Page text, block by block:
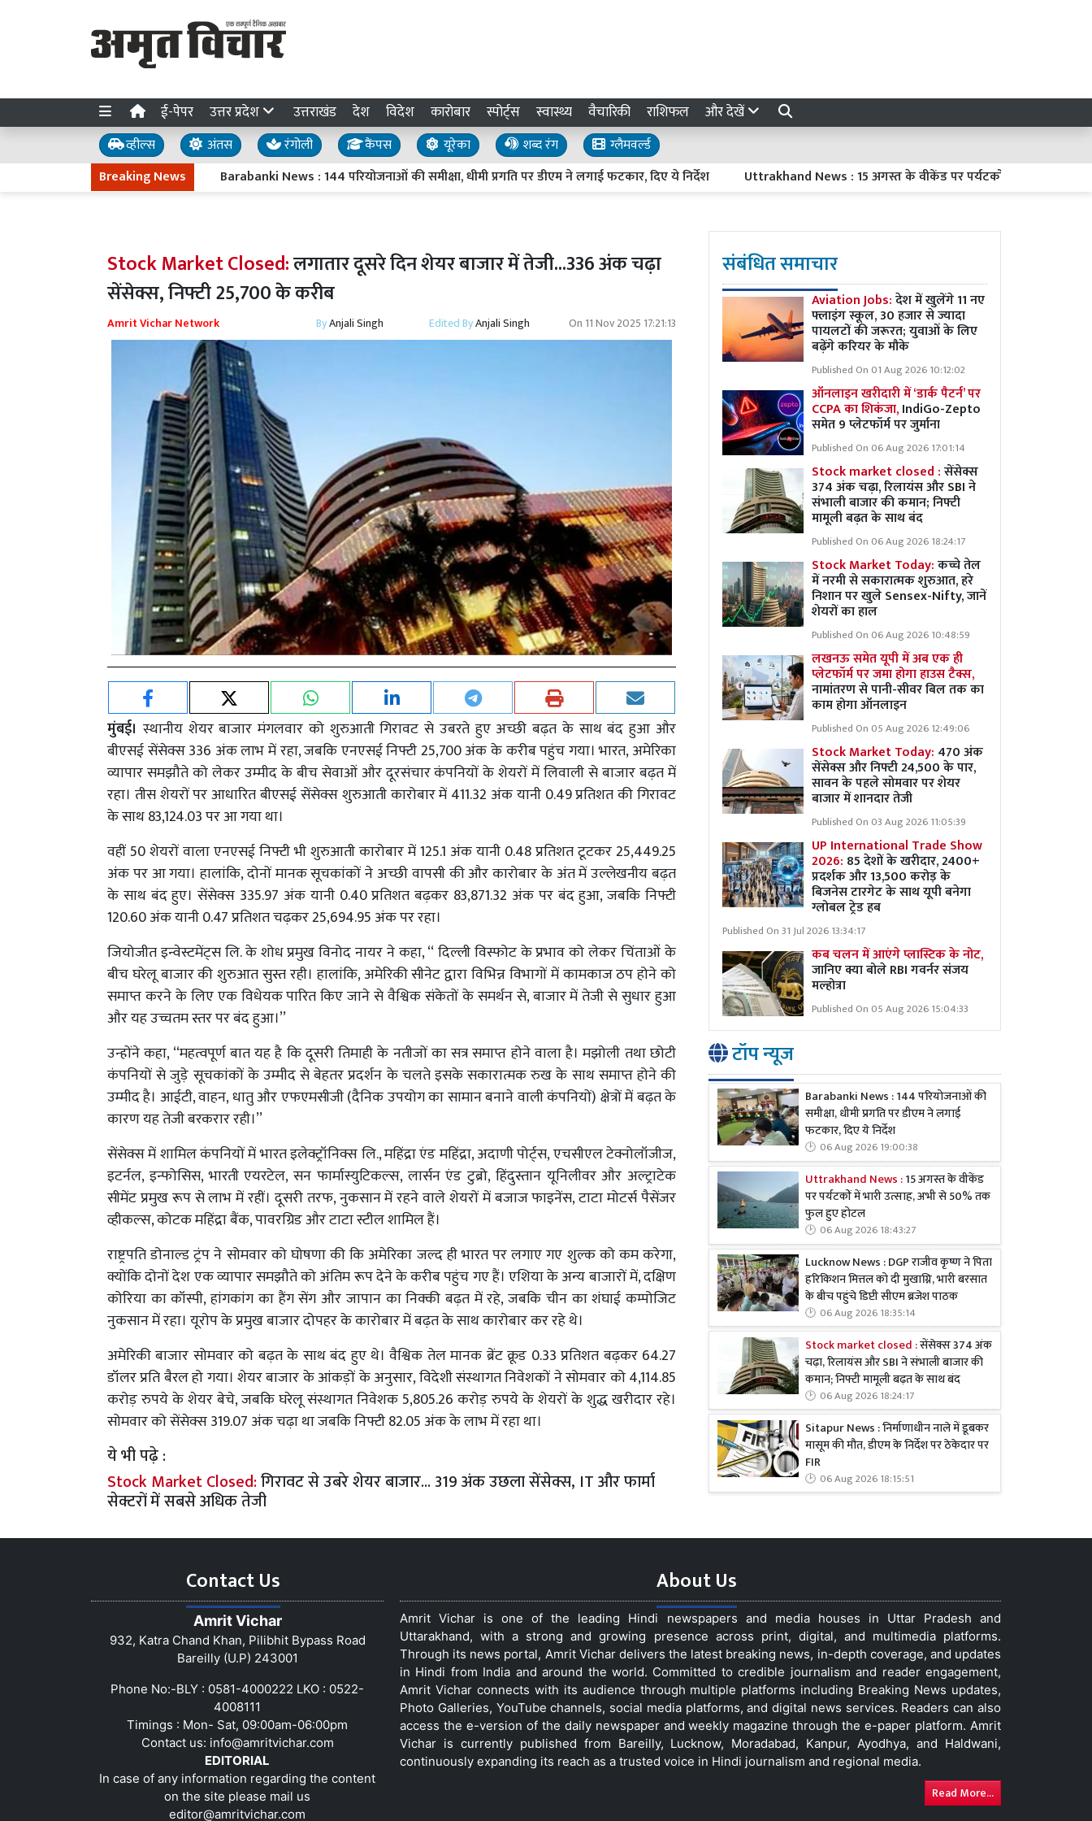
ई-पेपर उत्तर प्रदेश उत्तराखंड देश विदेश कारोबार स्पोर्ट्स स्वास्थ्य वैचारिकी राशिफल और देखें
व्हील्स अंतस रंगोली कैंपस यूरेका शब्द रंग
ग्लैमवर्ल्ड
Breaking News
Barabanki News : 144 परियोजनाओं की समीक्षा, धीमी प्रगति पर डीएम ने लगाई फटकार, दिए ये निर्देश Uttrakhand News : 15 अगस्त के वीकेंड पर पर्यटकों में भारी उत्साह, अभी
Stock Market Closed:लगातार दूसरे दिन शेयर बाजार में तेजी...336 अंक चढ़ा
सेंसेक्स, निफ्टी 25,700 के करीब
Amrit Vichar Network ByAnjali Singh Edited ByAnjali Singh On 11 Nov 2025 17:21:13
मुंबई। स्थानीय शेयर बाजार मंगलवार को शुरुआती गिरावट से उबरते हुए अच्छी बढ़त के साथ बंद हुआ और
बीएसई सेंसेक्स 336 अंक लाभ में रहा, जबकि एनएसई निफ्टी 25,700 अंक के करीब पहुंच गया। भारत, अमेरिका
व्यापार समझौते को लेकर उम्मीद के बीच सेवाओं और दूरसंचार कंपनियों के शेयरों में लिवाली से बाजार बढ़त में
रहा। तीस शेयरों पर आधारित बीएसई सेंसेक्स शुरुआती कारोबार में 411.32 अंक यानी 0.49 प्रतिशत की गिरावट
के साथ 83,124.03 पर आ गया था।
वहीं 50 शेयरों वाला एनएसई निफ्टी भी शुरुआती कारोबार में 125.1 अंक यानी 0.48 प्रतिशत टूटकर 25,449.25
अंक पर आ गया। हालांकि, दोनों मानक सूचकांकों ने अच्छी वापसी की और कारोबार के अंत में उल्लेखनीय बढ़त
के साथ बंद हुए। सेंसेक्स 335.97 अंक यानी 0.40 प्रतिशत बढ़कर 83,871.32 अंक पर बंद हुआ, जबकि निफ्टी
120.60 अंक यानी 0.47 प्रतिशत चढ़कर 25,694.95 अंक पर रहा।
जियोजीत इन्वेस्टमेंट्स लि. के शोध प्रमुख विनोद नायर ने कहा, ‘‘ दिल्ली विस्फोट के प्रभाव को लेकर चिंताओं के
बीच घरेलू बाजार की शुरुआत सुस्त रही। हालांकि, अमेरिकी सीनेट द्वारा विभिन्न विभागों में कामकाज ठप होने को
समाप्त करने के लिए एक विधेयक पारित किए जाने से वैश्विक संकेतों के समर्थन से, बाजार में तेजी से सुधार हुआ
और यह उच्चतम स्तर पर बंद हुआ।’’
उन्होंने कहा, ‘‘महत्वपूर्ण बात यह है कि दूसरी तिमाही के नतीजों का सत्र समाप्त होने वाला है। मझोली तथा छोटी
कंपनियों से जुड़े सूचकांकों के उम्मीद से बेहतर प्रदर्शन के चलते इसके सकारात्मक रुख के साथ समाप्त होने की
उम्मीद है। आईटी, वाहन, धातु और एफएमसीजी (दैनिक उपयोग का सामान बनाने वाली कंपनियों) क्षेत्रों में बढ़त के
कारण यह तेजी बरकरार रही।’’
सेंसेक्स में शामिल कंपनियों में भारत इलेक्ट्रॉनिक्स लि., महिंद्रा एंड महिंद्रा, अदाणी पोर्ट्स, एचसीएल टेक्नोलॉजीज,
इटर्नल, इन्फोसिस, भारती एयरटेल, सन फार्मास्युटिकल्स, लार्सन एंड टुब्रो, हिंदुस्तान यूनिलीवर और अल्ट्राटेक
सीमेंट प्रमुख रूप से लाभ में रहीं। दूसरी तरफ, नुकसान में रहने वाले शेयरों में बजाज फाइनेंस, टाटा मोटर्स पैसेंजर
व्हीकल्स, कोटक महिंद्रा बैंक, पावरग्रिड और टाटा स्टील शामिल हैं।
राष्ट्रपति डोनाल्ड ट्रंप ने सोमवार को घोषणा की कि अमेरिका जल्द ही भारत पर लगाए गए शुल्क को कम करेगा,
क्योंकि दोनों देश एक व्यापार समझौते को अंतिम रूप देने के करीब पहुंच गए हैं। एशिया के अन्य बाजारों में, दक्षिण
कोरिया का कॉस्पी, हांगकांग का हैंग सेंग और जापान का निक्की बढ़त में रहे, जबकि चीन का शंघाई कम्पोजिट
नुकसान में रहा। यूरोप के प्रमुख बाजार दोपहर के कारोबार में बढ़त के साथ कारोबार कर रहे थे।
अमेरिकी बाजार सोमवार को बढ़त के साथ बंद हुए थे। वैश्विक तेल मानक ब्रेंट क्रूड 0.33 प्रतिशत बढ़कर 64.27
डॉलर प्रति बैरल हो गया। शेयर बाजार के आंकड़ों के अनुसार, विदेशी संस्थागत निवेशकों ने सोमवार को 4,114.85
करोड़ रुपये के शेयर बेचे, जबकि घरेलू संस्थागत निवेशक 5,805.26 करोड़ रुपये के शेयरों के शुद्ध खरीदार रहे।
सोमवार को सेंसेक्स 319.07 अंक चढ़ा था जबकि निफ्टी 82.05 अंक के लाभ में रहा था।
ये भी पढ़े :
Stock Market Closed:गिरावट से उबरे शेयर बाजार... 319 अंक उछला सेंसेक्स, IT और फार्मा
सेक्टरों में सबसे अधिक तेजी
संबंधित समाचार
Aviation Jobs:देश में खुलेंगे 11 नए
फ्लाइंग स्कूल, 30 हजार से ज्यादा
पायलटों की जरूरत; युवाओं के लिए
बढ़ेंगे करियर के मौके
Published On 01 Aug 2026 10:12:02
ऑनलाइन खरीदारी में ‘डार्क पैटर्न’ पर
CCPA का शिकंजा,IndiGo-Zepto
समेत 9 प्लेटफॉर्म पर जुर्माना
Published On 06 Aug 2026 17:01:14
Stock market closed :सेंसेक्स
374 अंक चढ़ा, रिलायंस और SBI ने
संभाली बाजार की कमान; निफ्टी
मामूली बढ़त के साथ बंद
Published On 06 Aug 2026 18:24:17
Stock Market Today:कच्चे तेल
में नरमी से सकारात्मक शुरुआत, हरे
निशान पर खुले Sensex-Nifty, जानें
शेयरों का हाल
Published On 06 Aug 2026 10:48:59
लखनऊ समेत यूपी में अब एक ही
प्लेटफॉर्म पर जमा होगा हाउस टैक्स,
नामांतरण से पानी-सीवर बिल तक का
काम होगा ऑनलाइन
Published On 05 Aug 2026 12:49:06
Stock Market Today: 470 अंक
सेंसेक्स और निफ्टी 24,500 के पार,
सावन के पहले सोमवार पर शेयर
बाजार में शानदार तेजी
Published On 03 Aug 2026 11:05:39
UP International Trade Show
2026: 85 देशों के खरीदार, 2400+
प्रदर्शक और 13,500 करोड़ के
बिजनेस टारगेट के साथ यूपी बनेगा
ग्लोबल ट्रेड हब
Published On 31 Jul 2026 13:34:17
कब चलन में आएंगे प्लास्टिक के नोट,
जानिए क्या बोले RBI गवर्नर संजय
मल्होत्रा
Published On 05 Aug 2026 15:04:33
टॉप न्यूज
Barabanki News : 144 परियोजनाओं की
समीक्षा, धीमी प्रगति पर डीएम ने लगाई
फटकार, दिए ये निर्देश
06 Aug 2026 19:00:38
Uttrakhand News :15 अगस्त के वीकेंड
पर पर्यटकों में भारी उत्साह, अभी से 50% तक
फुल हुए होटल
06 Aug 2026 18:43:27
Lucknow News : DGP राजीव कृष्ण ने पिता
हरिकिशन मित्तल को दी मुखाग्नि, भारी बरसात
के बीच पहुंचे डिप्टी सीएम ब्रजेश पाठक
06 Aug 2026 18:35:14
Stock market closed :सेंसेक्स 374 अंक
चढ़ा, रिलायंस और SBI ने संभाली बाजार की
कमान; निफ्टी मामूली बढ़त के साथ बंद
06 Aug 2026 18:24:17
Sitapur News : निर्माणाधीन नाले में डूबकर
मासूम की मौत, डीएम के निर्देश पर ठेकेदार पर
FIR
06 Aug 2026 18:15:51
Contact Us
Amrit Vichar
932, Katra Chand Khan, Pilibhit Bypass Road
Bareilly (U.P) 243001
Phone No:-BLY : 0581-4000222 LKO : 0522-
4008111
Timings : Mon- Sat, 09:00am-06:00pm
Contact us: info@amritvichar.com
EDITORIAL
In case of any information regarding the content
on the site please mail us
editor@amritvichar.com
About Us
Amrit Vichar is one of the leading Hindi newspapers and media houses in Uttar Pradesh and
Uttarakhand, with a strong and growing presence across print, digital, and multimedia platforms.
Through its news portal, Amrit Vichar delivers the latest breaking news, in-depth coverage, and updates
in Hindi from India and around the world. Committed to credible journalism and reader engagement,
Amrit Vichar connects with its audience through multiple platforms including Breaking News updates,
Photo Galleries, YouTube channels, social media platforms, and digital news services. Readers can also
access the e-version of the daily newspaper and weekly magazine through the e-paper platform. Amrit
Vichar is currently published from Bareilly, Lucknow, Moradabad, Kanpur, Ayodhya, and Haldwani,
continuously expanding its reach as a trusted voice in Hindi journalism and regional media.
Read More...